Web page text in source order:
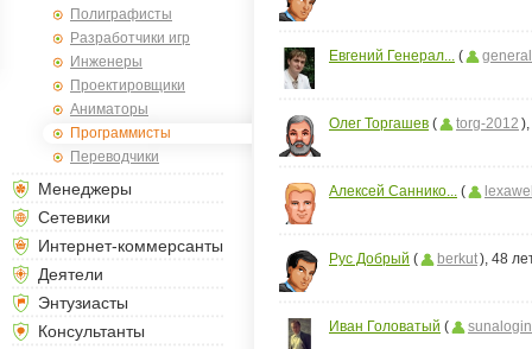
Полиграфисты
Разработчики игр
Инженеры
Проектировщики
Аниматоры
Программисты
Переводчики
Менеджеры
Сетевики
Интернет-коммерсанты
Деятели
Энтузиасты
Консультанты
Евгений Генерал... (
Олег Торгашев ( torg-2012
Алексей Саннико... (
Рус Добрый ( berkut), 48
Иван Головатый ( sunalogin